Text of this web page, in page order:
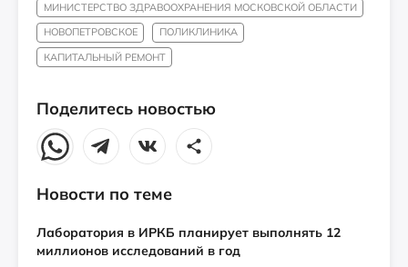
МИНИСТЕРСТВО ЗДРАВООХРАНЕНИЯ МОСКОВСКОЙ ОБЛАСТИ
НОВОПЕТРОВСКОЕ
ПОЛИКЛИНИКА
КАПИТАЛЬНЫЙ РЕМОНТ
Поделитесь новостью
Новости по теме
Лаборатория в ИРКБ планирует выполнять 12
миллионов исследований в год